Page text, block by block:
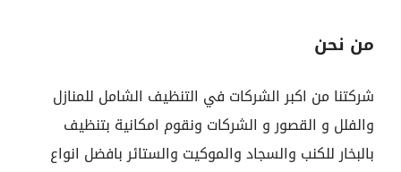
من نحن
شركتنا من اكبر الشركات في التنظيف الشامل للمنازل
والفلل و القصور و الشركات ونقوم امكانية بتنظيف
بالبخار للكنب والسجاد والموكيت والستائر بافضل انواع